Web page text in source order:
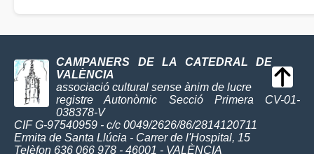
CAMPANERS DE LA CATEDRAL DE
VALÈNCIA
associació cultural sense ànim de lucre
registre Autonòmic Secció Primera CV-01-
038378-V
CIF G-97540959 - c/c 0049/2626/86/2814120711
Ermita de Santa Llúcia - Carrer de l'Hospital, 15
Telèfon 636 066 978 - 46001 - VALÈNCIA